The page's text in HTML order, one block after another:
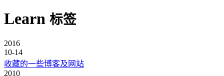
Learn 标签
2016
10-14
收藏的一些博客及网站
2010